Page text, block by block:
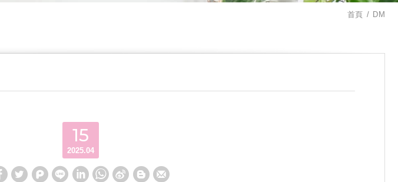
首頁 DM
15
2025.04